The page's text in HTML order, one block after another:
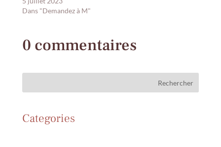
Dans "Demandez à M"
0 commentaires
Rechercher
Categories